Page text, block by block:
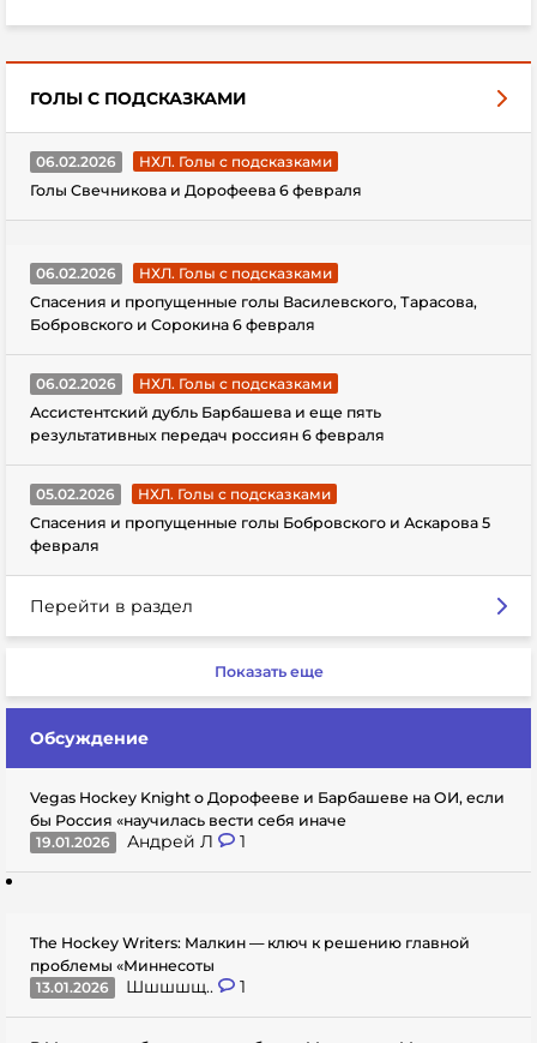
ГОЛЫ С ПОДСКАЗКАМИ
06.02.2026
НХЛ. Голы с подсказками
Голы Свечникова и Дорофеева 6 февраля
06.02.2026
НХЛ. Голы с подсказками
Спасения и пропущенные голы Василевского, Тарасова,
Бобровского и Сорокина 6 февраля
06.02.2026
НХЛ. Голы с подсказками
Ассистентский дубль Барбашева и еще пять
результативных передач россиян 6 февраля
05.02.2026
НХЛ. Голы с подсказками
Спасения и пропущенные голы Бобровского и Аскарова 5
февраля
Перейти в раздел
Показать еще
Обсуждение
Vegas Hockey Knight о Дорофееве и Барбашеве на ОИ, если
бы Россия «научилась вести себя иначе
19.01.2026
Андрей Л 1
The Hockey Writers: Малкин — ключ к решению главной
проблемы «Миннесоты
13.01.2026
Шшшшщ.. 1